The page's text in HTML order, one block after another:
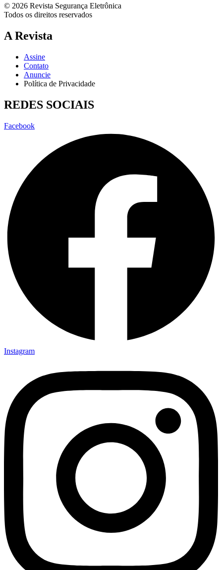
© 2026 Revista Segurança Eletrônica
Todos os direitos reservados
A Revista
Assine
Contato
Anuncie
Política de Privacidade
REDES SOCIAIS
Facebook
Instagram